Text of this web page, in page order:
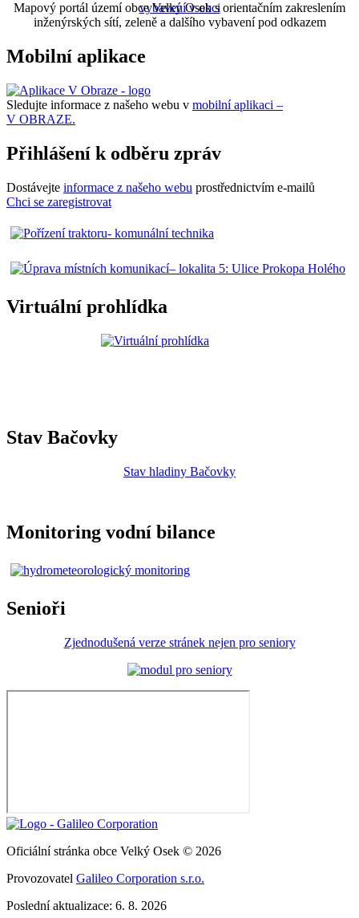
Mapový portál území obce Velký Osek s orientačním zakreslením
inženýrských sítí, zeleně a dalšího vybavení pod odkazem
Mobilní aplikace
Sledujte informace z našeho webu v mobilní aplikaci –
V OBRAZE.
Přihlášení k odběru zpráv
Dostávejte informace z našeho webu prostřednictvím e-mailů
Chci se zaregistrovat
Virtuální prohlídka
Stav Bačovky
Stav hladiny Bačovky
Monitoring vodní bilance
Senioři
Zjednodušená verze stránek nejen pro seniory
Oficiální stránka obce Velký Osek © 2026
Provozovatel Galileo Corporation s.r.o.
Poslední aktualizace: 6. 8. 2026